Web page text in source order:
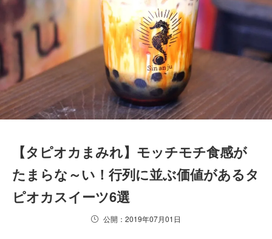
【タピオカまみれ】モッチモチ食感が
たまらな～い！行列に並ぶ価値があるタ
ピオカスイーツ6選
公開：2019年07月01日